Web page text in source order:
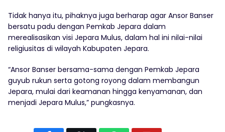
Tidak hanya itu, pihaknya juga berharap agar Ansor Banser
bersatu padu dengan Pemkab Jepara dalam
merealisasikan visi Jepara Mulus, dalam hal ini nilai-nilai
religiusitas di wilayah Kabupaten Jepara.
“Ansor Banser bersama-sama dengan Pemkab Jepara
guyub rukun serta gotong royong dalam membangun
Jepara, mulai dari keamanan hingga kenyamanan, dan
menjadi Jepara Mulus,” pungkasnya.